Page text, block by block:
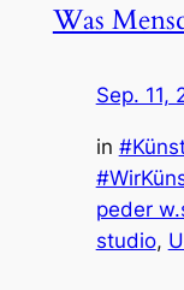
Was
Sep. 11,
in
peder
studio,